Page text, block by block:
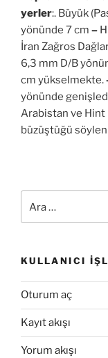
yerler:. Büyük
yönünde 7 cm –
İran Zağros
6,3 mm D/B
cm yükselmekte.
yönünde
Arabistan ve Hint
büzüştüğü
KULLANICI
Oturum aç
Kayıt akışı
Yorum akışı